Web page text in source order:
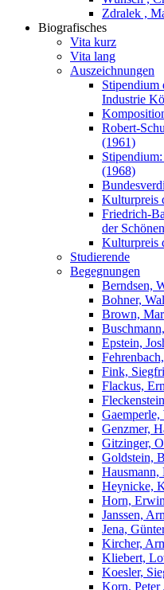
Zdralek ,
Biografisches
Vita kurz
Vita lang
Auszeichnungen
Stipendium
Industrie
Robert-
(1961)
(1968)
Kulturpreis
Friedrich-
der
Kulturpreis
Studierende
Begegnungen
Berndsen,
Bohner,
Brown,
Epstein,
Fink,
Flackus,
Gaemperle,
Genzmer,
Gitzinger,
Goldstein,
Hausmann,
Heynicke,
Horn, Erwin
Janssen,
Jena,
Kircher,
Kliebert,
Koesler,
Korn, Peter